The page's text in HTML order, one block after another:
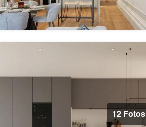
12 Fotos